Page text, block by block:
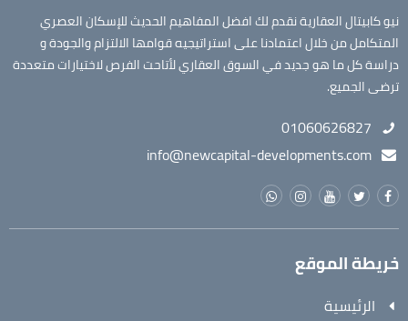
نيو كابيتال العقارية نقدم لك افضل المفاهيم الحديث للإسكان العصري
المتكامل من خلال اعتمادنا على استراتيجيه قوامها الالتزام والجودة و
دراسة كل ما هو جديد في السوق العقاري لأتاحت الفرص لاختيارات متعددة
ترضى الجميع.
01060626827
info@newcapital-developments.com
خريطة الموقع
الرئيسية